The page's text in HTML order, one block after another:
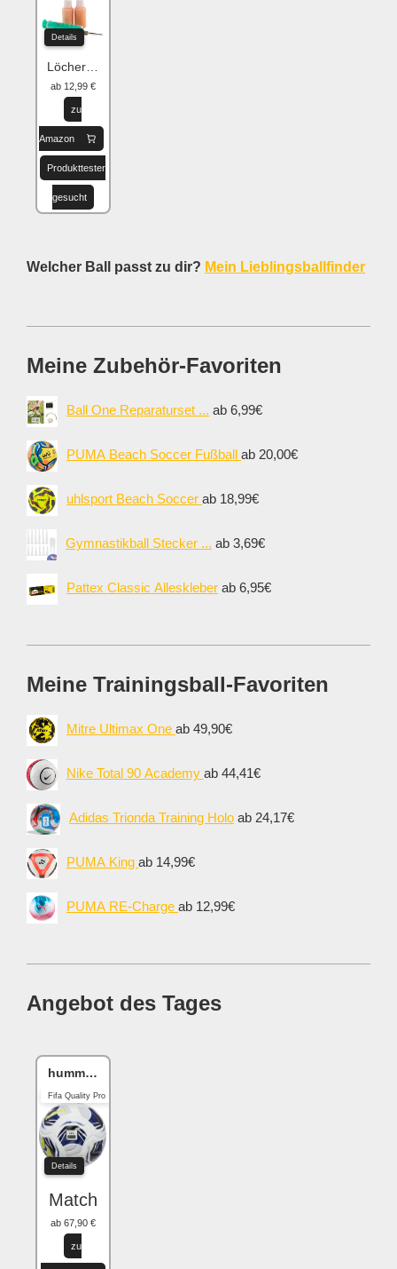
Details
Löcher flicken
ab 12,99 €
zu
Amazon
Produkttester
gesucht
Welcher Ball passt zu dir? Mein Lieblingsballfinder
Meine Zubehör-Favoriten
Ball One Reparaturset ... ab 6,99€
PUMA Beach Soccer Fußball ab 20,00€
uhlsport Beach Soccer ab 18,99€
Gymnastikball Stecker ... ab 3,69€
Pattex Classic Alleskleber ab 6,95€
Meine Trainingsball-Favoriten
Mitre Ultimax One ab 49,90€
Nike Total 90 Academy ab 44,41€
Adidas Trionda Training Holo ab 24,17€
PUMA King ab 14,99€
PUMA RE-Charge ab 12,99€
Angebot des Tages
hummel hmlLEGACY
Fifa Quality Pro
Details
Match
ab 67,90 €
zu